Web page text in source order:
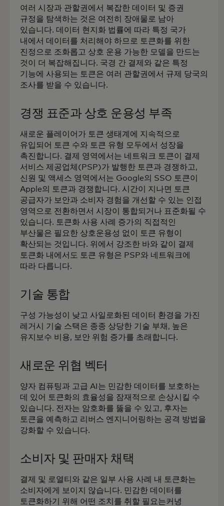
여러 시장과 관할권에서 복잡한 데이터 및 증권
규정을 탐색하는 것은 여전히 장애물로 남아
있습니다. 데이터 현지화 법률에 따라 특정 국가
내에서 데이터를 처리해야 하므로 토큰화를 위한
진정으로 조화롭고 상호 운용 가능한 모델을 만드는
것이 더 복잡해집니다. 국경 간 결제와 같은 특정
기능에 사용되는 토큰은 여러 관할권에서 규제 당국의
조사를 받을 수 있습니다.
경쟁 표준과 상호 운용성 부족
새로운 플레이어가 토큰 생태계에 지속적으로
유입되어 토큰 수와 토큰 유형 모두에서 성장을
촉진합니다. 결제 영역에서는 네트워크 토큰이 결제
서비스 제공업체(PSP)가 발행한 토큰과 경쟁하고,
신원 및 액세스 영역에서는 Google의 SSO 토큰이
Apple의 토큰과 경쟁합니다. 시간이 지나면 토큰
공급자가 보안과 소비자 경험을 개선할 수 있는 인접
영역으로 전환하면서 시장이 통합되거나 표준화될 수
있습니다. 토큰화 사용 사례 증가의 직접적인
부산물은 필요한 상호운용성 없이 토큰 유형이
확산되는 것입니다. 위에서 강조한 바와 같이 결제
토큰화 내에서도 토큰 유형은 PSP와 네트워크에
따라 다릅니다.
기술 통합
구성 가능성이 낮고 사일로화된 데이터 환경을 가진
레거시 기술 스택은 종종 상당한 기술 부채, 높은
유지보수 비용, 보안 위험 증가를 초래합니다.
새로운 위협 벡터
양자 컴퓨팅과 고급 AI는 민감한 데이터를 보호하는
데 있어 토큰화의 효율성을 잠재적으로 손상시킬 수
있습니다. 전자는 암호화를 뚫을 수 있고, 후자는
토큰을 예측하고 리버스 엔지니어링하는 공격 방법을
강화할 수 있습니다.
소비자 및 판매자 채택
결제 및 로열티와 같은 일부 사용 사례 내 토큰화는
소비자에게 보이지 않습니다. 민감한 데이터를
토큰화하기 위해 어떤 조치를 취할 필요는커녕